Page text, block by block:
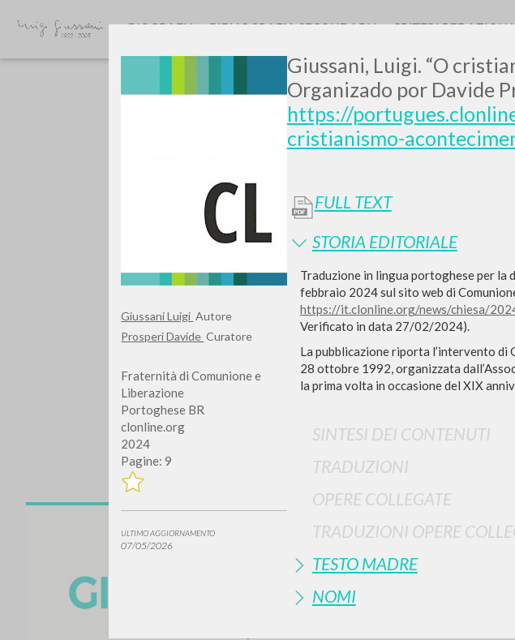
Giussani Luigi Autore
Prosperi Davide Curatore
Fraternità di Comunione e
Liberazione
Portoghese BR
clonline.org
2024
Pagine: 9
ULTIMO AGGIORNAMENTO
07/05/2026
Giussani, Luigi. “O
Organizado por Davide
https://
cristianismo-
FULL TEXT
STORIA EDITORIALE
Traduzione in lingua portoghese per la
febbraio 2024 sul sito web di
https://it.clonline.org/news/chiesa/
Verificato in data 27/02/2024).
La pubblicazione riporta l’intervento di
28 ottobre 1992, organizzata
la prima volta in occasione del XIX
SINTESI DEI CONTENUTI
TRADUZIONI
OPERE COLLEGATE
TRADUZIONI OPERE
TESTO MADRE
NOMI
GIUSSANI
BIOGRAFIA BIBLIOGRAFIA SECONDARIA CRITERI
Vuoi risultati ancora più
TIPOLOGIA OPERA LINGUA